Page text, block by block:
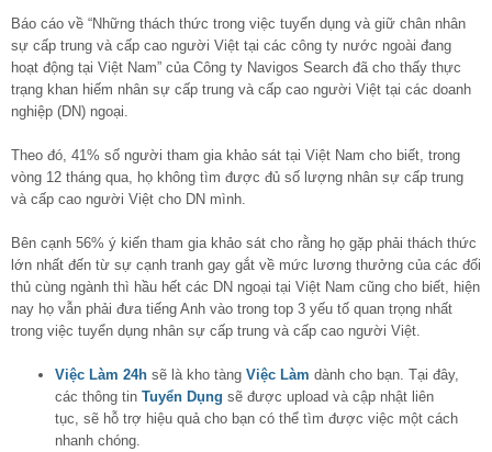
Báo cáo về “Những thách thức trong việc tuyển dụng và giữ chân nhân
sự cấp trung và cấp cao người Việt tại các công ty nước ngoài đang
hoạt động tại Việt Nam” của Công ty Navigos Search đã cho thấy thực
trạng khan hiếm nhân sự cấp trung và cấp cao người Việt tại các doanh
nghiệp (DN) ngoại.
Theo đó, 41% số người tham gia khảo sát tại Việt Nam cho biết, trong
vòng 12 tháng qua, họ không tìm được đủ số lượng nhân sự cấp trung
và cấp cao người Việt cho DN mình.
Bên cạnh 56% ý kiến tham gia khảo sát cho rằng họ gặp phải thách thức
lớn nhất đến từ sự cạnh tranh gay gắt về mức lương thưởng của các đối
thủ cùng ngành thì hầu hết các DN ngoại tại Việt Nam cũng cho biết, hiện
nay họ vẫn phải đưa tiếng Anh vào trong top 3 yếu tố quan trọng nhất
trong việc tuyển dụng nhân sự cấp trung và cấp cao người Việt.
Việc Làm 24h sẽ là kho tàng Việc Làm dành cho bạn. Tại đây,
các thông tin Tuyển Dụng sẽ được upload và cập nhật liên
tục, sẽ hỗ trợ hiệu quả cho bạn có thể tìm được việc một cách
nhanh chóng.